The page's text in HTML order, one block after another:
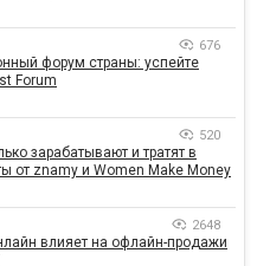
676
форум страны: успейте
Forum
520
зарабатывают и тратят в
от znamy и Women Make Money
2648
влияет на офлайн-продажи